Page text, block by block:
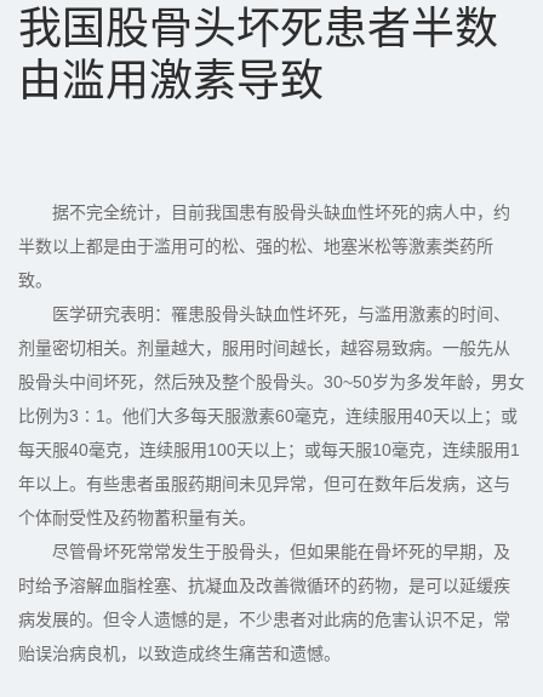
我国股骨头坏死患者半数
由滥用激素导致
据不完全统计，目前我国患有股骨头缺血性坏死的病人中，约
半数以上都是由于滥用可的松、强的松、地塞米松等激素类药所
致。
医学研究表明：罹患股骨头缺血性坏死，与滥用激素的时间、
剂量密切相关。剂量越大，服用时间越长，越容易致病。一般先从
股骨头中间坏死，然后殃及整个股骨头。30~50岁为多发年龄，男女
比例为3∶1。他们大多每天服激素60毫克，连续服用40天以上；或
每天服40毫克，连续服用100天以上；或每天服10毫克，连续服用1
年以上。有些患者虽服药期间未见异常，但可在数年后发病，这与
个体耐受性及药物蓄积量有关。
尽管骨坏死常常发生于股骨头，但如果能在骨坏死的早期，及
时给予溶解血脂栓塞、抗凝血及改善微循环的药物，是可以延缓疾
病发展的。但令人遗憾的是，不少患者对此病的危害认识不足，常
贻误治病良机，以致造成终生痛苦和遗憾。